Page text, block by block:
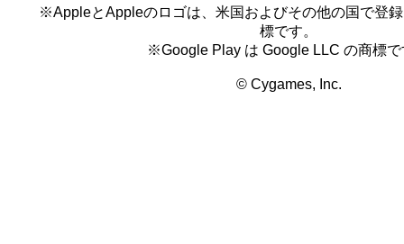
※AppleとAppleのロゴは、米国およびその他の国で登
標です。
※Google Play は Google LLC の商標で
© Cygames, Inc.